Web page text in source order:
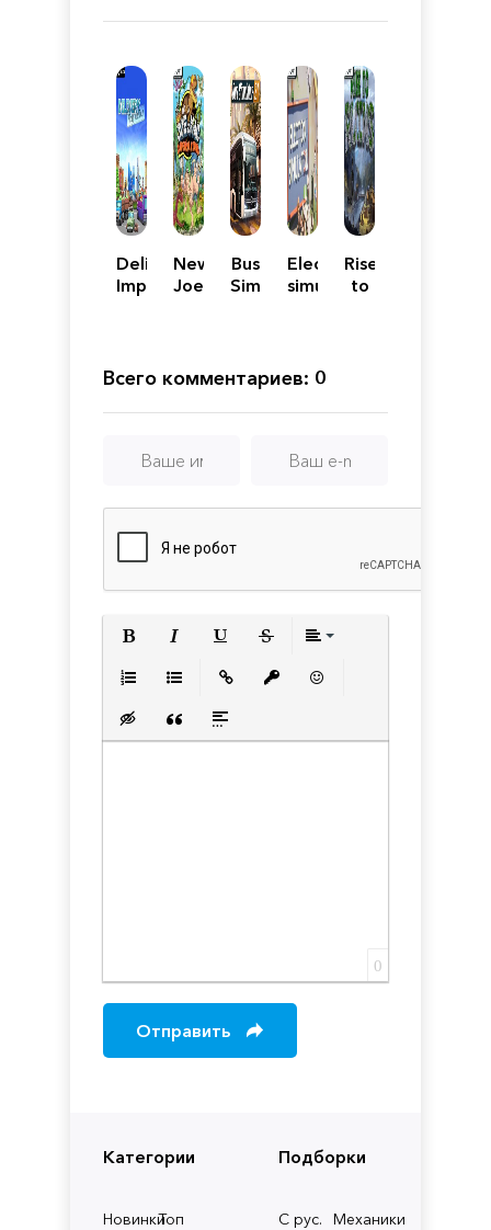
Категории
НовинкиТоп
Подборки
С рус.
Механики
Delivery
Impossible
New
Joe
Caveman
Bus
Simulator
Edition
Election
simulator
Rise
to
Всего комментариев: 0
Вставка скрытого текста
Вставка цитаты
Вставка спойлера
0
Отправить